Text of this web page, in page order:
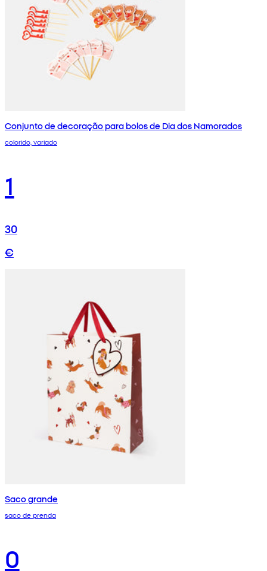
Conjunto de decoração para bolos de Dia dos Namorados
colorido, variado
1
30
€
Saco grande
saco de prenda
0